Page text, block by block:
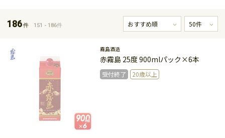
186件 151 - 186件
霧島酒造
赤霧島 25度 900mlパック×6本
受付終了 20歳以上